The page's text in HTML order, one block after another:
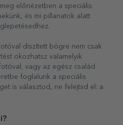
előnézetben a speciális
és mi pillanatok alatt
díszített bögre nem csak
okozhatsz valamelyik
vagy az egész család
foglalunk a speciális
is választod, ne felejtsd el: a